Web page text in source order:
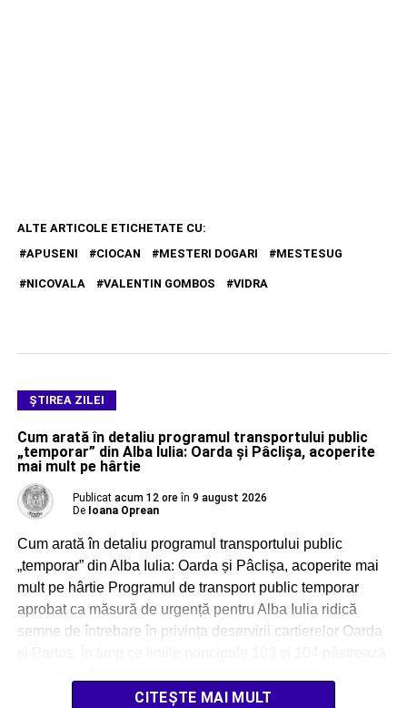
ALTE ARTICOLE ETICHETATE CU:
APUSENI
CIOCAN MESTERI DOGARI MESTESUG
NICOVALA VALENTIN GOMBOS VIDRA
ŞTIREA ZILEI
Cum arată în detaliu programul transportului public
„temporar” din Alba Iulia: Oarda și Pâclișa, acoperite
mai mult pe hârtie
Publicat acum 12 ore în 9 august 2026
De Ioana Oprean
Cum arată în detaliu programul transportului public
„temporar” din Alba Iulia: Oarda și Pâclișa, acoperite mai
mult pe hârtie Programul de transport public temporar
aprobat ca măsură de urgență pentru Alba Iulia ridică
semne de întrebare în privința deservirii cartierelor Oarda
CITEȘTE MAI MULT